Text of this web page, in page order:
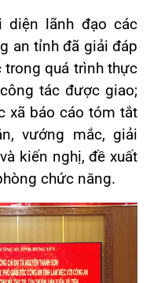
diện lãnh đạo các
an tỉnh đã giải đáp
trong quá trình thực
tác được giao;
xã báo cáo tóm tắt
vướng mắc, giải
kiến nghị, đề xuất
chức năng.